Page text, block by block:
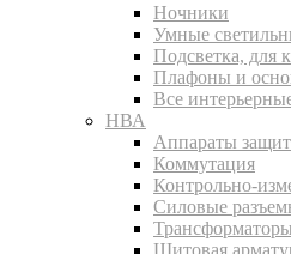
Ночники
Умные
Подсветка, для
Плафоны и
Все
НВА
Аппараты
Коммутация
Контрольно-
Силовые
Трансформаторы
Щитовая